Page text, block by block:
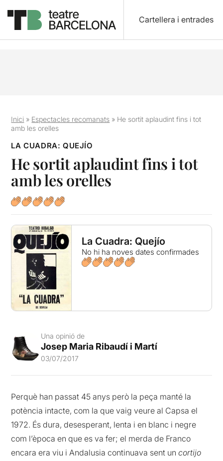
Cartellera i entrades
Inici » Espectacles recomanats » He sortit aplaudint fins i tot
amb les orelles
LA CUADRA: QUEJÍO
He sortit aplaudint fins i tot
amb les orelles
La Cuadra: Quejío
No hi ha noves dates confirmades
Una opinió de
Josep Maria Ribaudí i Martí
03/07/2017
Perquè han passat 45 anys però la peça manté la
potència intacte, com la que vaig veure al Capsa el
1972. És dura, desesperant, lenta i en blanc i negre
com l’època en que es va fer; el merda de Franco
encara era viu i Andalusia continuava sent uncortijo